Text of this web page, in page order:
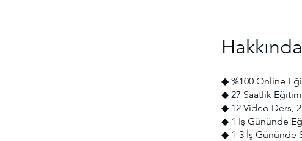
Hakkında
◆ %100 Online
◆ 27 Saatlik Eğitim
◆ 12 Video Ders,
◆ 1 İş Gününde
◆ 1-3 İş Gününde